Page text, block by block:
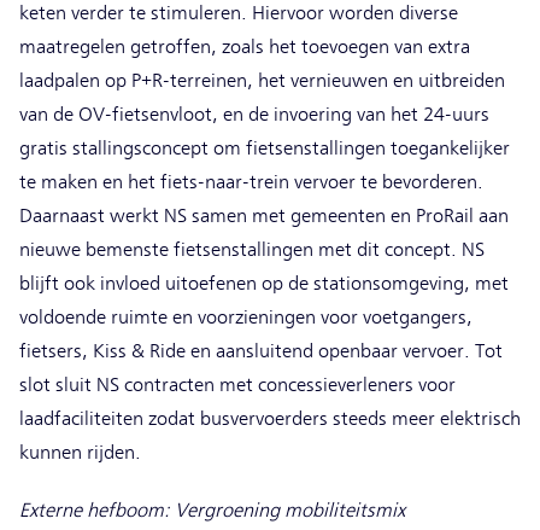
keten verder te stimuleren. Hiervoor worden diverse
maatregelen getroffen, zoals het toevoegen van extra
laadpalen op P+R-terreinen, het vernieuwen en uitbreiden
van de OV-fietsenvloot, en de invoering van het 24-uurs
gratis stallingsconcept om fietsenstallingen toegankelijker
te maken en het fiets-naar-trein vervoer te bevorderen.
Daarnaast werkt NS samen met gemeenten en ProRail aan
nieuwe bemenste fietsenstallingen met dit concept. NS
blijft ook invloed uitoefenen op de stationsomgeving, met
voldoende ruimte en voorzieningen voor voetgangers,
fietsers, Kiss & Ride en aansluitend openbaar vervoer. Tot
slot sluit NS contracten met concessieverleners voor
laadfaciliteiten zodat busvervoerders steeds meer elektrisch
kunnen rijden.
Externe hefboom: Vergroening mobiliteitsmix